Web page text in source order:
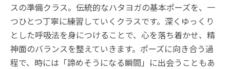
スの準備クラス。伝統的なハタヨガの基本ポーズを、一
つひとつ丁寧に練習していくクラスです。深くゆっくり
とした呼吸法を身につけることで、心を落ち着かせ、精
神面のバランスを整えていきます。ポーズに向き合う過
程で、時には「諦めそうになる瞬間」に出会うこともあ